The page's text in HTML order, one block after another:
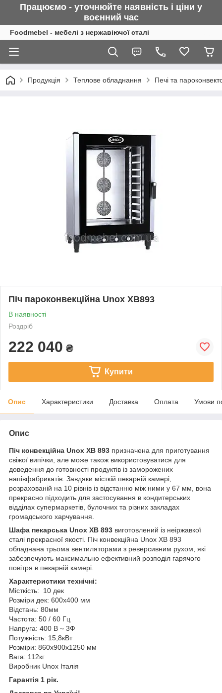
Працюємо - уточнюйте наявність і ціни у
воєнний час
Foodmebel - мебелі з нержавіючої сталі
Продукція Теплове обладнання Печі та
Піч пароконвекційна Unox XB893
В наявності
Роздріб
222 040 ₴
Купити
Опис Характеристики Доставка Оплата Умови
Опис
Піч конвекційна Unox XB 893 призначена для приготування
свіжої випічки, але може також використовуватися для
доведення до готовності продуктів із заморожених
напівфабрикатів. Завдяки місткій пекарній камері,
розрахованій на 10 рівнів із відстанню між ними у 67 мм, вона
прекрасно підходить для застосування в кондитерських
відділах супермаркетів, булочних та різних закладах
громадського харчування.
Шафа пекарська Unox XB 893 виготовлений із неіржавкої
сталі прекрасної якості. Піч конвекційна Unox XB 893
обладнана трьома вентиляторами з реверсивним рухом, які
забезпечують максимально ефективний розподіл гарячого
повітря в пекарній камері.
Характеристики технічні:
Місткість: 10 дек
Розміри дек: 600x400 мм
Відстань: 80мм
Частота: 50 / 60 Гц
Напруга: 400 В ~ 3Ф
Потужність: 15,8кВт
Розміри: 860x900x1250 мм
Вага: 112кг
Виробник Unox Італія
Гарантія 1 рік.